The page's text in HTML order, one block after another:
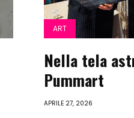
ART
Nella tela
Pummart
APRILE 27, 2026